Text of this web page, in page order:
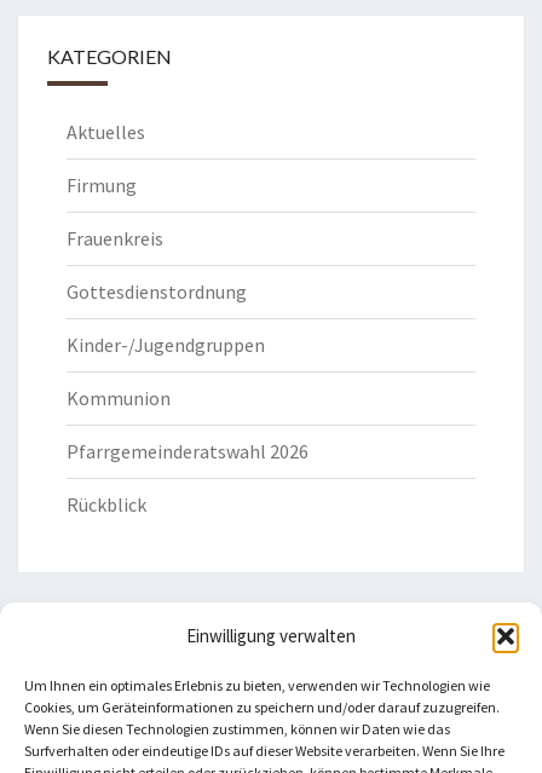
Einwilligung verwalten
Um Ihnen ein optimales Erlebnis zu bieten, verwenden wir Technologien wie
Cookies, um Geräteinformationen zu speichern und/oder darauf zuzugreifen.
Wenn Sie diesen Technologien zustimmen, können wir Daten wie das
Surfverhalten oder eindeutige IDs auf dieser Website verarbeiten. Wenn Sie Ihre
KATEGORIEN
Aktuelles
Firmung
Frauenkreis
Gottesdienstordnung
Kinder-/Jugendgruppen
Kommunion
Pfarrgemeinderatswahl 2026
Rückblick
Bistum Eichstätt